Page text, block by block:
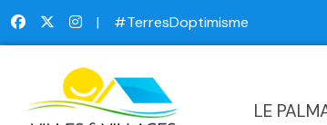
| #TerresDoptimisme
LE